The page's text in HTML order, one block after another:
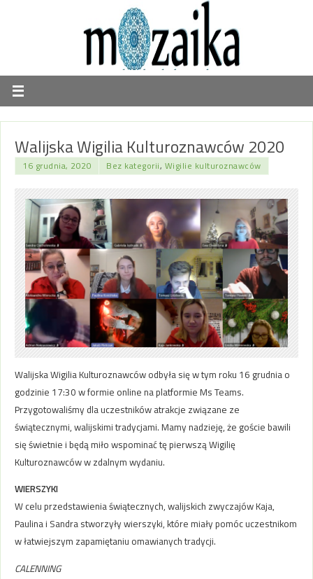
Walijska Wigilia Kulturoznawców 2020
16 grudnia, 2020 Bez kategorii, Wigilie kulturoznawców
Walijska Wigilia Kulturoznawców odbyła się w tym roku 16 grudnia o
godzinie 17:30 w formie online na platformie Ms Teams.
Przygotowaliśmy dla uczestników atrakcje związane ze
świątecznymi, walijskimi tradycjami. Mamy nadzieję, że goście bawili
się świetnie i będą miło wspominać tę pierwszą Wigilię
Kulturoznawców w zdalnym wydaniu.
WIERSZYKI
W celu przedstawienia świątecznych, walijskich zwyczajów Kaja,
Paulina i Sandra stworzyły wierszyki, które miały pomóc uczestnikom
w łatwiejszym zapamiętaniu omawianych tradycji.
CALENNING